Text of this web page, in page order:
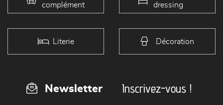
complément
dressing
Literie Décoration
Newsletter Inscrivez-vous !